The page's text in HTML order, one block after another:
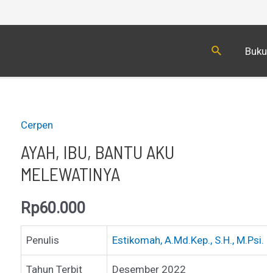
Cari Buku
Cerpen
AYAH, IBU, BANTU AKU
MELEWATINYA
Rp60.000
Penulis Estikomah, A.Md.Kep., S.H., M.Psi.
Tahun Terbit Desember 2022